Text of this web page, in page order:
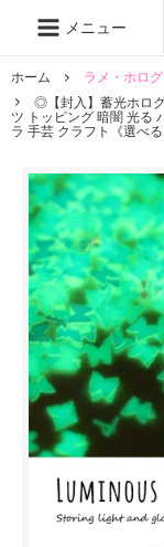
メニュー
ホーム ラメ・ホロ
◎【封入】蓄光ホロ
ツ トッピング 暗闇 光る
ラ 手芸 クラフト《選べる